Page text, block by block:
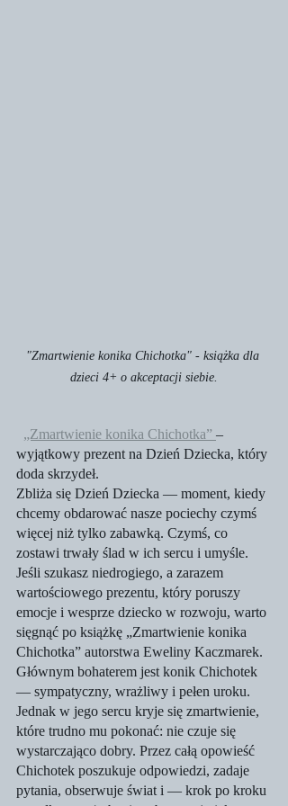
"Zmartwienie konika Chichotka" - książka dla
dzieci 4+ o akceptacji siebie.
„Zmartwienie konika Chichotka” –
wyjątkowy prezent na Dzień Dziecka, który
doda skrzydeł.
Zbliża się Dzień Dziecka — moment, kiedy
chcemy obdarować nasze pociechy czymś
więcej niż tylko zabawką. Czymś, co
zostawi trwały ślad w ich sercu i umyśle.
Jeśli szukasz niedrogiego, a zarazem
wartościowego prezentu, który poruszy
emocje i wesprze dziecko w rozwoju, warto
sięgnąć po książkę „Zmartwienie konika
Chichotka” autorstwa Eweliny Kaczmarek.
Głównym bohaterem jest konik Chichotek
— sympatyczny, wrażliwy i pełen uroku.
Jednak w jego sercu kryje się zmartwienie,
które trudno mu pokonać: nie czuje się
wystarczająco dobry. Przez całą opowieść
Chichotek poszukuje odpowiedzi, zadaje
pytania, obserwuje świat i — krok po kroku